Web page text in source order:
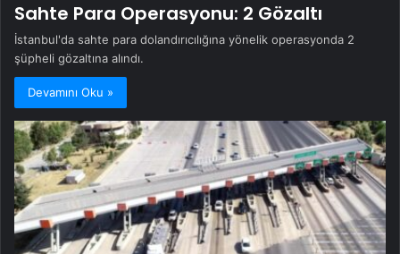
Sahte Para Operasyonu: 2 Gözaltı
İstanbul'da sahte para dolandırıcılığına yönelik operasyonda 2
şüpheli gözaltına alındı.
Devamını Oku »